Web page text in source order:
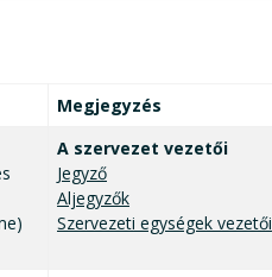
Megjegyzés
A szervezet vezetői
Jegyző
Aljegyzők
Szervezeti egységek vezetői